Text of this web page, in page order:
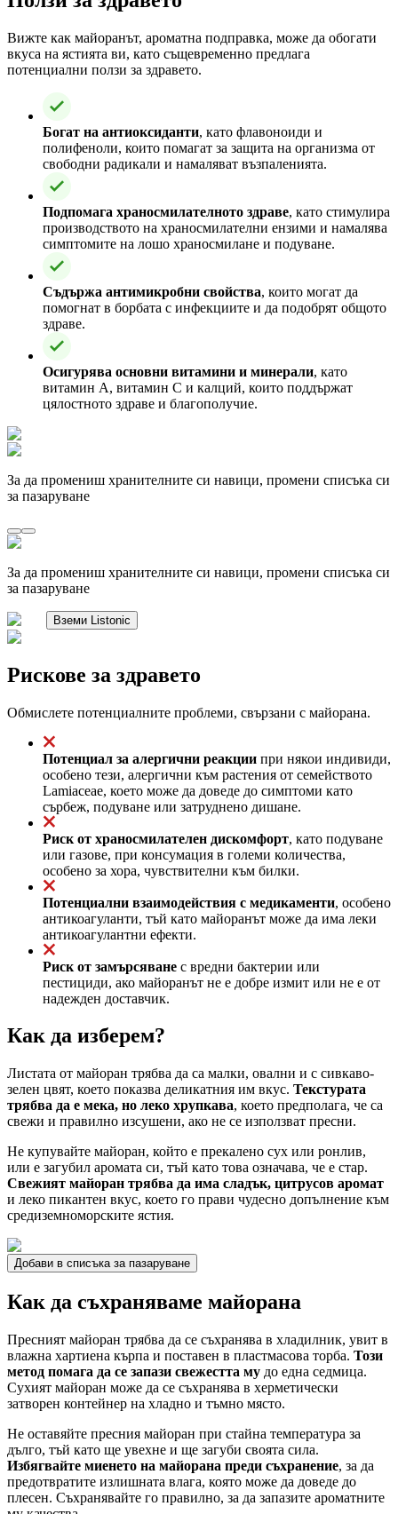
Вижте как майоранът, ароматна подправка, може да обогати
вкуса на ястията ви, като същевременно предлага
потенциални ползи за здравето.
Богат на антиоксиданти, като флавоноиди и
полифеноли, които помагат за защита на организма от
свободни радикали и намаляват възпаленията.
Подпомага храносмилателното здраве, като стимулира
производството на храносмилателни ензими и намалява
симптомите на лошо храносмилане и подуване.
Съдържа антимикробни свойства, които могат да
помогнат в борбата с инфекциите и да подобрят общото
здраве.
Осигурява основни витамини и минерали, като
витамин А, витамин С и калций, които поддържат
цялостното здраве и благополучие.
За да промениш хранителните си навици, промени списъка си
за пазаруване
За да промениш хранителните си навици, промени списъка си
за пазаруване
Вземи Listonic
Рискове за здравето
Обмислете потенциалните проблеми, свързани с майорана.
Потенциал за алергични реакции при някои индивиди,
особено тези, алергични към растения от семейството
Lamiaceae, което може да доведе до симптоми като
сърбеж, подуване или затруднено дишане.
Риск от храносмилателен дискомфорт, като подуване
или газове, при консумация в големи количества,
особено за хора, чувствителни към билки.
Потенциални взаимодействия с медикаменти, особено
антикоагуланти, тъй като майоранът може да има леки
антикоагулантни ефекти.
Риск от замърсяване с вредни бактерии или
пестициди, ако майоранът не е добре измит или не е от
надежден доставчик.
Как да изберем?
Листата от майоран трябва да са малки, овални и с сивкаво-
зелен цвят, което показва деликатния им вкус. Текстурата
трябва да е мека, но леко хрупкава, което предполага, че са
свежи и правилно изсушени, ако не се използват пресни.
Не купувайте майоран, който е прекалено сух или ронлив,
или е загубил аромата си, тъй като това означава, че е стар.
Свежият майоран трябва да има сладък, цитрусов аромат
и леко пикантен вкус, което го прави чудесно допълнение към
средиземноморските ястия.
Добави в списъка за пазаруване
Как да съхраняваме майорана
Пресният майоран трябва да се съхранява в хладилник, увит в
влажна хартиена кърпа и поставен в пластмасова торба. Този
метод помага да се запази свежестта му до една седмица.
Сухият майоран може да се съхранява в херметически
затворен контейнер на хладно и тъмно място.
Не оставяйте пресния майоран при стайна температура за
дълго, тъй като ще увехне и ще загуби своята сила.
Избягвайте миенето на майорана преди съхранение, за да
предотвратите излишната влага, която може да доведе до
плесен. Съхранявайте го правилно, за да запазите ароматните